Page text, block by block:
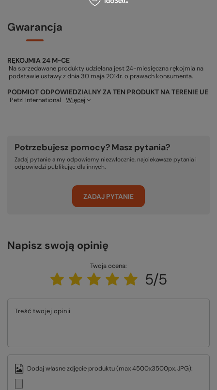
Gwarancja
RĘKOJMIA 24 M-CE
Na sprzedawane produkty udzielana jest 24-miesięczna rękojmia na
podstawie ustawy z dnia 30 maja 2014r. o prawach konsumenta.
PODMIOT ODPOWIEDZIALNY ZA TEN PRODUKT NA TERENIE UE
Petzl International Więcej
Potrzebujesz pomocy? Masz pytania?
Zadaj pytanie a my odpowiemy niezwłocznie, najciekawsze pytania i
odpowiedzi publikując dla innych.
ZADAJ PYTANIE
Napisz swoją opinię
Twoja ocena:
5/5
Treść twojej opinii
Dodaj własne zdjęcie produktu (max 4500x3500px, JPG):